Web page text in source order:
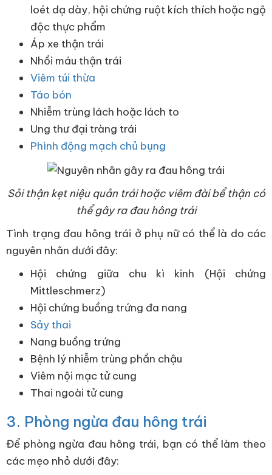
loét dạ dày, hội chứng ruột kích thích hoặc ngộ
độc thực phẩm
Áp xe thận trái
Nhồi máu thận trái
Viêm túi thừa
Táo bón
Nhiễm trùng lách hoặc lách to
Ung thư đại tràng trái
Phình động mạch chủ bụng
Sỏi thận kẹt niệu quản trái hoặc viêm đài bể thận có
thể gây ra đau hông trái
Tình trạng đau hông trái ở phụ nữ có thể là do các
nguyên nhân dưới đây:
Hội chứng giữa chu kì kinh (Hội chứng
Mittleschmerz)
Hội chứng buồng trứng đa nang
Sảy thai
Nang buồng trứng
Bệnh lý nhiễm trùng phần chậu
Viêm nội mạc tử cung
Thai ngoài tử cung
3. Phòng ngừa đau hông trái
Để phòng ngừa đau hông trái, bạn có thể làm theo
các mẹo nhỏ dưới đây: